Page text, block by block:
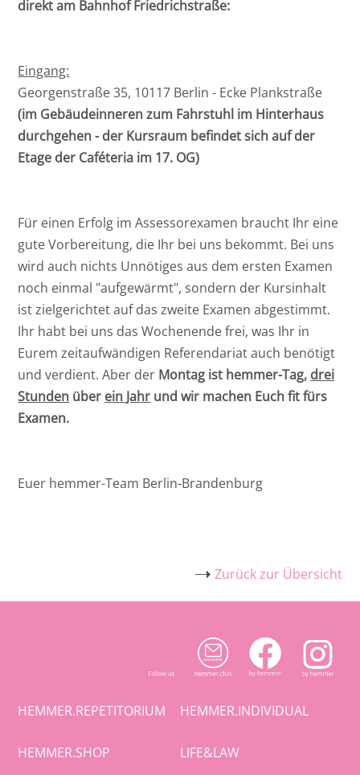
direkt am Bahnhof Friedrichstraße:
Eingang:
Georgenstraße 35, 10117 Berlin - Ecke Plankstraße
(im Gebäudeinneren zum Fahrstuhl im Hinterhaus
durchgehen - der Kursraum befindet sich auf der
Etage der Caféteria im 17. OG)
Für einen Erfolg im Assessorexamen braucht Ihr eine
gute Vorbereitung, die Ihr bei uns bekommt. Bei uns
wird auch nichts Unnötiges aus dem ersten Examen
noch einmal "aufgewärmt", sondern der Kursinhalt
ist zielgerichtet auf das zweite Examen abgestimmt.
Ihr habt bei uns das Wochenende frei, was Ihr in
Eurem zeitaufwändigen Referendariat auch benötigt
und verdient. Aber der Montag ist hemmer-Tag, drei
Stunden über ein Jahr und wir machen Euch fit fürs
Examen.
Euer hemmer-Team Berlin-Brandenburg
Zurück zur Übersicht
HEMMER.REPETITORIUM HEMMER.INDIVIDUAL
HEMMER.SHOP LIFE&LAW